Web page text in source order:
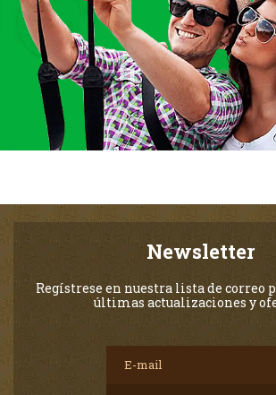
Newsletter
Regístrese en nuestra lista de correo
últimas actualizaciones y